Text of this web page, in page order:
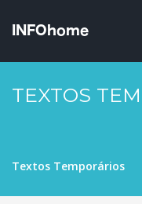
TEXTOS
Textos Temporários